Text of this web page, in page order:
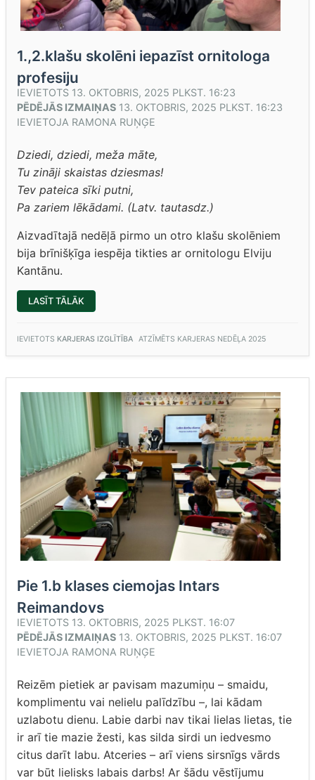
1.,2.klašu skolēni iepazīst ornitologa
profesiju
IEVIETOTS 13. OKTOBRIS, 2025 PLKST. 16:23
PĒDĒJĀS IZMAIŅAS 13. OKTOBRIS, 2025 PLKST. 16:23
IEVIETOJA RAMONA RUŅĢE
Dziedi, dziedi, meža māte,
Tu zināji skaistas dziesmas!
Tev pateica sīki putni,
Pa zariem lēkādami. (Latv. tautasdz.)
Aizvadītajā nedēļā pirmo un otro klašu skolēniem
bija brīnišķīga iespēja tikties ar ornitologu Elviju
Kantānu.
LASĪT TĀLĀK
SKOLĒNI
PROFESIJU”
IEVIETOTS KARJERAS IZGLĪTĪBA ATZĪMĒTS KARJERAS NEDĒĻA 2025
Pie 1.b klases ciemojas Intars
Reimandovs
IEVIETOTS 13. OKTOBRIS, 2025 PLKST. 16:07
PĒDĒJĀS IZMAIŅAS 13. OKTOBRIS, 2025 PLKST. 16:07
IEVIETOJA RAMONA RUŅĢE
Reizēm pietiek ar pavisam mazumiņu – smaidu,
komplimentu vai nelielu palīdzību –, lai kādam
uzlabotu dienu. Labie darbi nav tikai lielas lietas, tie
ir arī tie mazie žesti, kas silda sirdi un iedvesmo
citus darīt labu. Atceries – arī viens sirsnīgs vārds
var būt lielisks labais darbs! Ar šādu vēstījumu